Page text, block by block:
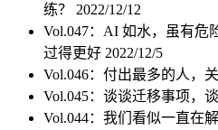
练？ 2022/12/12
Vol.047：AI 如水，虽有危
过得更好 2022/12/5
Vol.046：付出最多的人，
Vol.045：谈谈迁移事项，
Vol.044：我们看似一直在